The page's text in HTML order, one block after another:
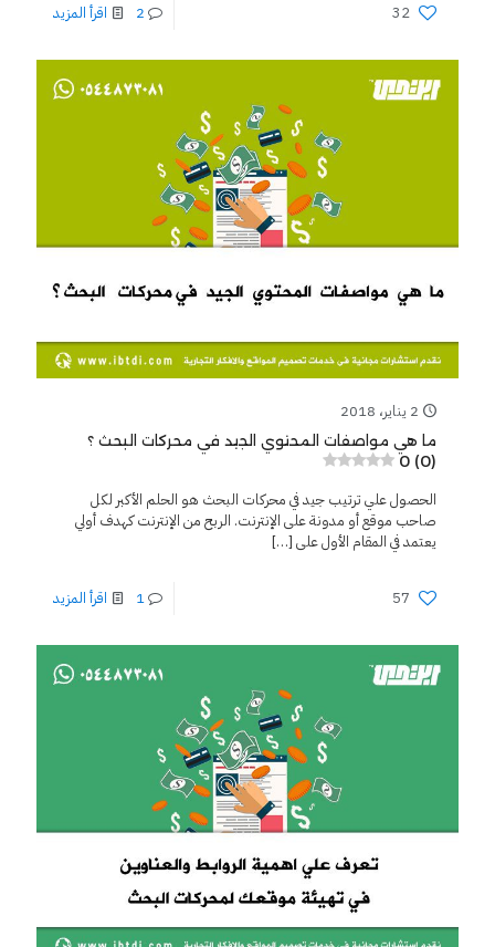
32
2 اقرأ المزيد
2 يناير، 2018
ما هي مواصفات المحتوي الجيد في محركات البحث ؟
0 (0)
الحصول علي ترتيب جيد في محركات البحث هو الحلم الأكبر لكل
صاحب موقع أو مدونة على الإنترنت. الربح من الإنترنت كهدف أولي
يعتمد في المقام الأول على […]
57
1 اقرأ المزيد